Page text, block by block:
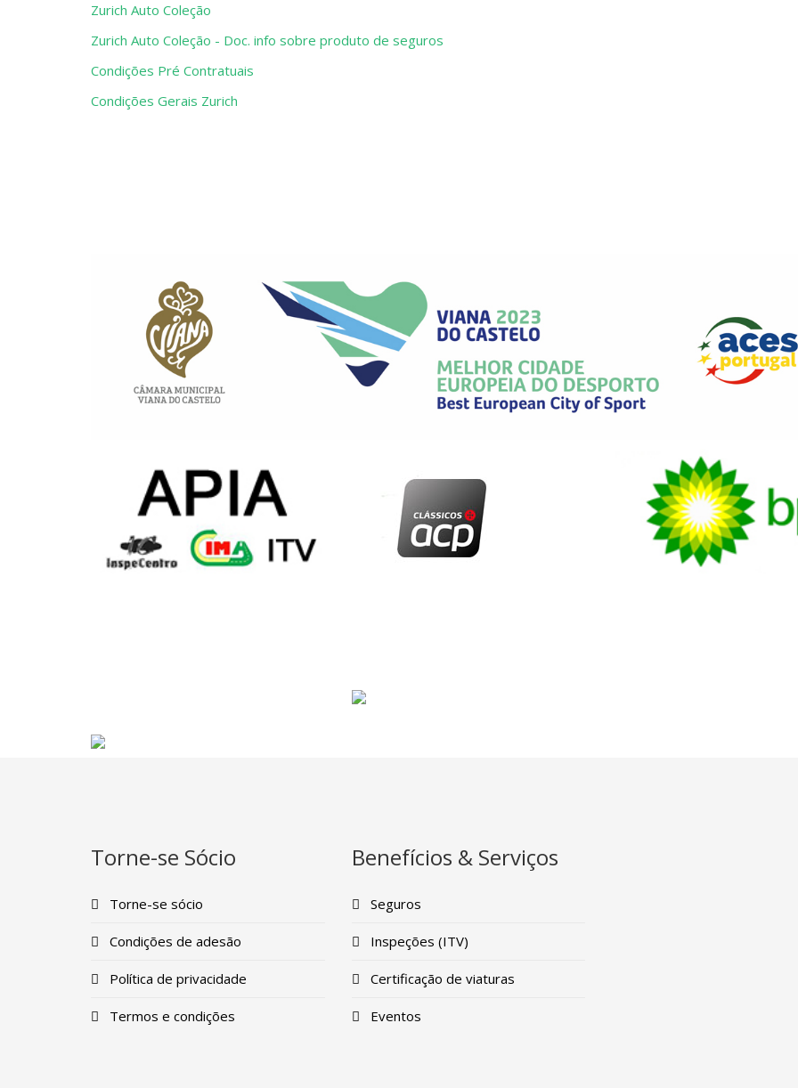
Zurich Auto Coleção
Zurich Auto Coleção - Doc. info sobre produto de seguros
Condições Pré Contratuais
Condições Gerais Zurich
Torne-se Sócio
Torne-se sócio
Condições de adesão
Política de privacidade
Termos e condições
Benefícios & Serviços
Seguros
Inspeções (ITV)
Certificação de viaturas
Eventos